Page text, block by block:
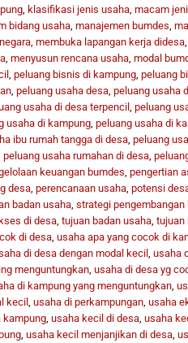
, klasifikasi jenis usaha, macam
bidang usaha, manajemen bumdes
, membuka lapangan kerja didesa,
, menyusun rencana usaha, modal
, peluang bisnis di kampung, peluang
, peluang usaha desa, peluang usaha
usaha di desa terpencil, peluang
usaha di kampung, peluang usaha di
ibu rumah tangga di desa, peluang
peluang usaha rumahan di desa,
keuangan bumdes pengertian
desa, perencanaan usaha, potensi
badan usaha, strategi pengembangan
di desa, tujuan badan usaha, tujuan
di desa, usaha apa yang cocok di
di desa dengan modal kecil, usaha
menguntungkan, usaha di desa yg
di kampung yang menguntungkan,
kecil, usaha di perkampungan, usaha
kampung, usaha kecil di desa, usaha
, usaha kecil menjanjikan di desa,